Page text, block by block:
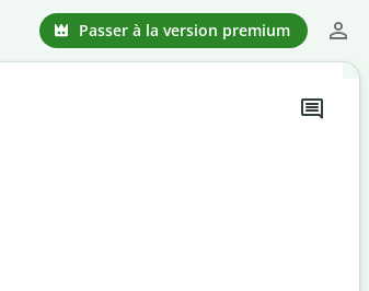
Passer à la version premium